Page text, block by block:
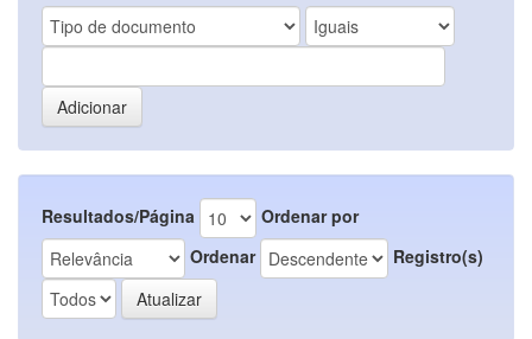
Resultados/Página
Ordenar por
Ordenar
Registro(s)